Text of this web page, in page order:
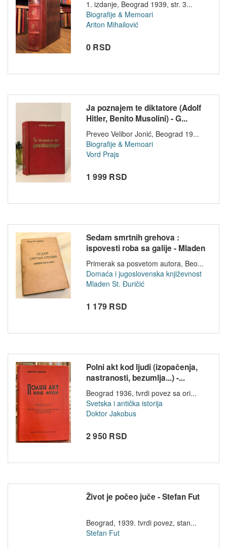
1. izdanje, Beograd 1939, str. 3...
Biografije & Memoari
Ariton Mihailović
0 RSD
Ja poznajem te diktatore (Adolf
Hitler, Benito Musolini) - G...
Preveo Velibor Jonić, Beograd 19...
Biografije & Memoari
Vord Prajs
1 999 RSD
Sedam smrtnih grehova :
ispovesti roba sa galije - Mladen
St...
Primerak sa posvetom autora, Beo...
Domaća i jugoslovenska književnost
Mladen St. Đuričić
1 179 RSD
Polni akt kod ljudi (izopačenja,
nastranosti, bezumlja...) -...
Beograd 1936, tvrdi povez sa ori...
Svetska i antička istorija
Doktor Jakobus
2 950 RSD
Život je počeo juče - Stefan Fut
Beograd, 1939. tvrdi povez, stan...
Stefan Fut